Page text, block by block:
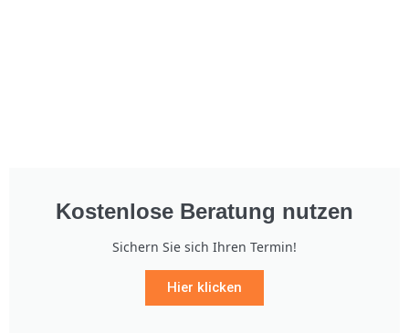
Kostenlose Beratung nutzen
Sichern Sie sich Ihren Termin!
Hier klicken